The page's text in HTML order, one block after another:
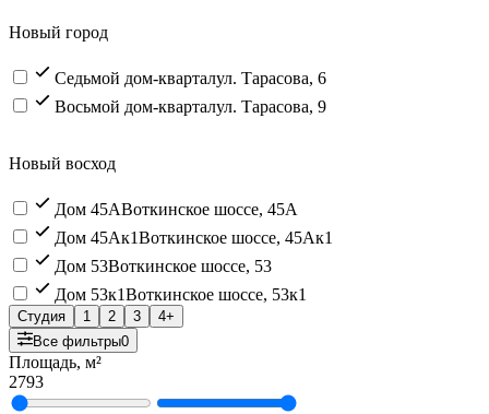
Новый город
Седьмой дом-кварталул. Тарасова, 6
Восьмой дом-кварталул. Тарасова, 9
Новый восход
Дом 45АВоткинское шоссе, 45А
Дом 45Ак1Воткинское шоссе, 45Ак1
Дом 53Воткинское шоссе, 53
Дом 53к1Воткинское шоссе, 53к1
Студия 1 2 3
4+
Все фильтры0
Площадь, м²
2793